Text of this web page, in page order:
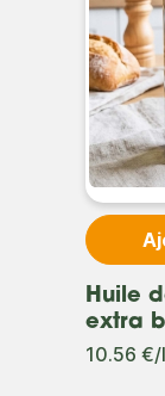
Huile
extra
10.56 €/l